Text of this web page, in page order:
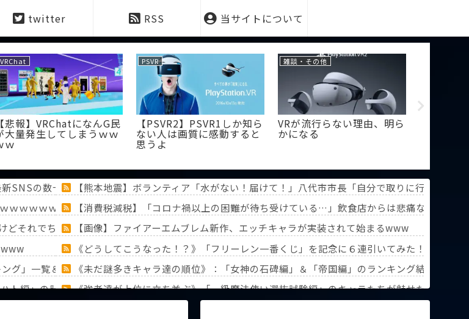
twitter RSS 当サイトについて
VRChat
【悲報】VRChatになんG民
大量発生してしまうｗｗ
ｗ
PSVR
【PSVR2】PSVR1しか知ら
ない人は画質に感動すると
思うよ
雑談・その他
VRが流行らない理由、明ら
かになる
SNSの数十年先を行っていたと話題に
【熊本地震】ボランティア「水がない！届けて！」八代市市長「自分で取りに行って」
ｗｗｗｗｗｗ
【消費税減税】「コロナ禍以上の困難が待ち受けている…」飲食店からは悲痛な声上
それでちょうど他の人間の寿命と同じくらいの長さになったって」
【画像】ファイアーエムブレム新作、エッチキャラが実装されて始まるwww
www
《どうしてこうなった！？》「フリーレン一番くじ」を記念に６連引いてみた！気づけ
グ」一覧＆「ミミック」大特集！！【『葬送のフリーレン』第3回人気投票】
《未だ謎多きキャラ達の順位》：「女神の石碑編」＆「帝国編」のランキング結果を分
ト編」の計31キャラのランキングを徹底解説！【『葬送のフリーレン』第3回人気投票】
《強者達が上位に立ち並ぶ》「一級魔法使い選抜試験編」のキャラたちが魅せた驚異の